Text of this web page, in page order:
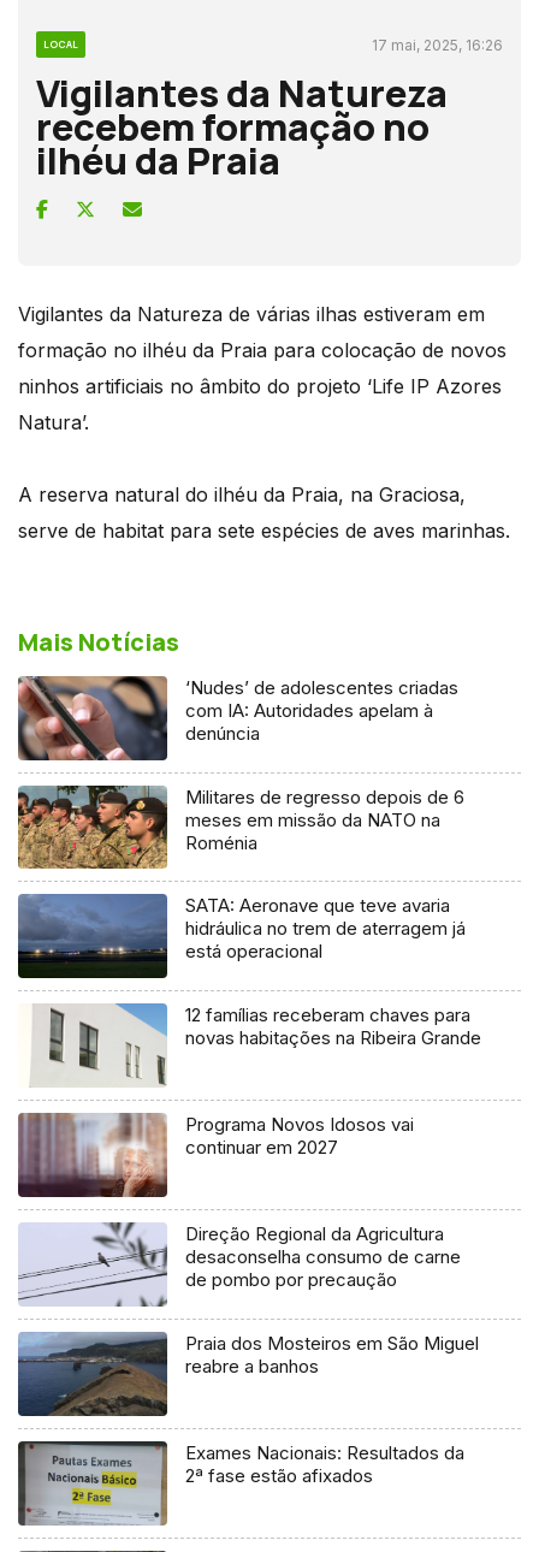
LOCAL 17 mai, 2025, 16:26
Vigilantes da Natureza
recebem formação no
ilhéu da Praia
Vigilantes da Natureza de várias ilhas estiveram em
formação no ilhéu da Praia para colocação de novos
ninhos artificiais no âmbito do projeto ‘Life IP Azores
Natura’.
A reserva natural do ilhéu da Praia, na Graciosa,
serve de habitat para sete espécies de aves marinhas.
Mais Notícias
‘Nudes’ de adolescentes criadas
com IA: Autoridades apelam à
denúncia
Militares de regresso depois de 6
meses em missão da NATO na
Roménia
SATA: Aeronave que teve avaria
hidráulica no trem de aterragem já
está operacional
12 famílias receberam chaves para
novas habitações na Ribeira Grande
Programa Novos Idosos vai
continuar em 2027
Direção Regional da Agricultura
desaconselha consumo de carne
de pombo por precaução
Praia dos Mosteiros em São Miguel
reabre a banhos
Exames Nacionais: Resultados da
2ª fase estão afixados